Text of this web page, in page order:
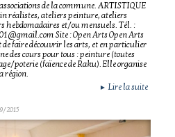
de la commune. ARTISTIQUE
réalistes, ateliers peinture, ateliers
hebdomadaires et/ou mensuels. Tél. :
Site : Open Arts Open Arts
de faire découvrir les arts, et en particulier
des cours pour tous : peinture (toutes
poterie (faïence de Raku). Elle organise
région.
► Lire la suite
2015